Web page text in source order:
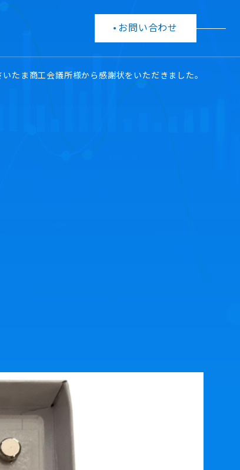
お問い合わせ
いたま商工会議所様から感謝状をいただきました。